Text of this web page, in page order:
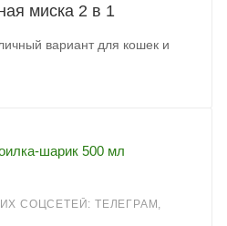
миска 2 в 1
вариант для кошек и
СОЦСЕТЕЙ: ТЕЛЕГРАМ,